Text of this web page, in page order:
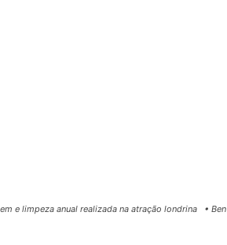
e limpeza anual realizada na atração londrina • Ben